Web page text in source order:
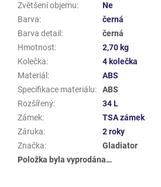
Zvětšení objemu:
Ne
Barva:
černá
Barva detail :
černá
Hmotnost:
2,70 kg
Kolečka:
4 kolečka
Materiál :
ABS
Specifikace materiálu:
ABS
Rozšířený:
34 L
Zámek:
TSA zámek
Záruka:
2 roky
Značka:
Gladiator
Položka byla vyprodána…